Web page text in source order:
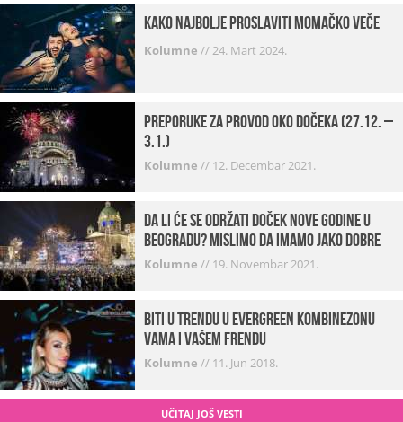
Kako najbolje proslaviti momačko veče
Kolumne //24. Mart 2024.
Preporuke za provod oko dočeka (27.12. –
3.1.)
Kolumne // 12. Decembar 2021.
Da li će se održati doček Nove godine u
Beogradu? Mislimo da imamo jako DOBRE
VESTI!
Kolumne // 19. Novembar 2021.
Biti u trendu u Evergreen kombinezonu
vama i vašem frendu
Kolumne // 11. Jun 2018.
UČITAJ JOŠ VESTI